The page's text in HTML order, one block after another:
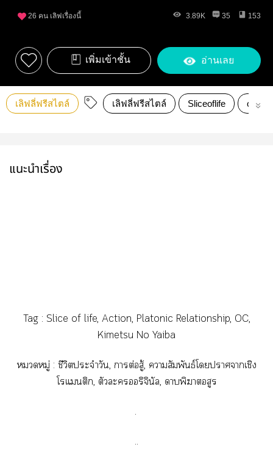
26 คน เลิฟเรื่องนี้ 3.89K 35 153
เพิ่มเข้าชั้น อ่านเลย
เลิฟลี่ฟรีสไตล์ เลิฟลี่ฟรีสไตล์ Sliceoflife oc
แนะนำเรื่อง
Tag : Slice of life, Action, Platonic Relationship, OC,
Kimetsu No Yaiba
หมู่ : ชีวิตประจำวัน, าต่อสู้, าสัมพันธ์โาาเชิง
โแติก, ตัวะริจินัล, าพิฆาตอสูร
.
..